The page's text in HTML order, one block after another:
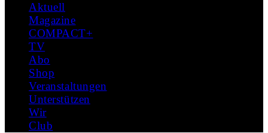
Aktuell
Magazine
COMPACT+
TV
Abo
Shop
Veranstaltungen
Unterstützen
Wir
Club